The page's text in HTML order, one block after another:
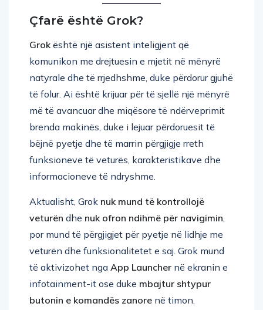
Çfarë është Grok?
komunikon me drejtuesin e mjetit në mënyrë
natyrale dhe të rrjedhshme, duke përdorur gjuhë
të folur. Ai është krijuar për të sjellë një mënyrë
më të avancuar dhe miqësore të ndërveprimit
brenda makinës, duke i lejuar përdoruesit të
bëjnë pyetje dhe të marrin përgjigje rreth
funksioneve të veturës, karakteristikave dhe
informacioneve të ndryshme.
veturëndhenuk ofron ndihmë për navigimin
por mund të përgjigjet për pyetje në lidhje me
veturën dhe funksionalitetet e saj. Grok mund
të aktivizohet ngaApp Launchernë ekranin e
infotainment-it ose dukembajtur shtypur
butonin e komandës zanorenë timon.